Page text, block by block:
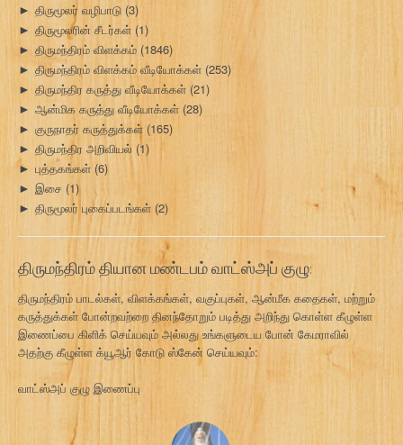
► திருமூலர் வழிபாடு (3)
► திருமூலரின் சீடர்கள் (1)
► திருமந்திரம் விளக்கம் (1846)
► திருமந்திரம் விளக்கம் வீடியோக்கள் (253)
► திருமந்திர கருத்து வீடியோக்கள் (21)
► ஆன்மிக கருத்து வீடியோக்கள் (28)
► குருநாதர் கருத்துக்கள் (165)
► திருமந்திர அறிவியல் (1)
► புத்தகங்கள் (6)
► இசை (1)
► திருமூலர் புகைப்படங்கள் (2)
திருமந்திரம் தியான மண்டபம் வாட்ஸ்அப் குழு:
திருமந்திரம் பாடல்கள், விளக்கங்கள், வகுப்புகள், ஆன்மீக கதைகள், மற்றும்
கருத்துக்கள் போன்றவற்றை தினந்தோறும் படித்து அறிந்து கொள்ள கீழுள்ள
இணைப்பை கிளிக் செய்யவும் அல்லது உங்களுடைய போன் கேமராவில்
அதற்கு கீழுள்ள க்யூஆர் கோடு ஸ்கேன் செய்யவும்:
வாட்ஸ்அப் குழு இணைப்பு